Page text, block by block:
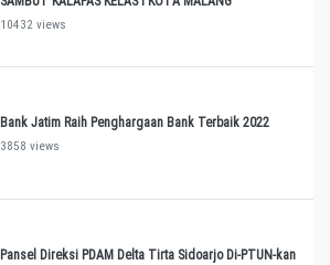
10432 views
Bank Jatim Raih Penghargaan Bank Terbaik 2022
3858 views
Pansel Direksi PDAM Delta Tirta Sidoarjo Di-PTUN-kan